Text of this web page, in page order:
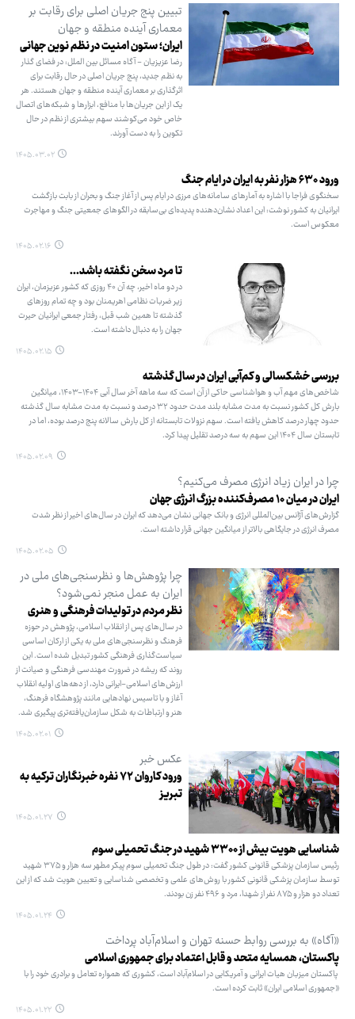
تبیین پنج جریان اصلی برای رقابت بر
معماری آینده منطقه و جهان
ایران؛ ستون امنیت در نظم نوین جهانی
رضا عزیزیان - آگاه مسائل بین الملل: در فضای گذار
به نظم جدید، پنج جریان اصلی در حال رقابت برای
اثرگذاری بر معماری آینده منطقه و جهان هستند. هر
یک از این جریان‌ها با منافع، ابزارها و شبکه‌های اتصال
خاص خود می‌کوشند سهم بیشتری از نظم در حال
تکوین را به دست آورند.
۱۴۰۵.۰۳.۰۲
ورود ۶۳۰ هزار نفر به ایران در ایام جنگ
سخنگوی فراجا با اشاره به آمارهای سامانه‌های مرزی در ایام پس از آغاز جنگ و بحران از بابت بازگشت
ایرانیان به کشور نوشت: این اعداد نشان‌دهنده پدیده‌ای بی‌سابقه در الگوهای جمعیتی جنگ و مهاجرت
معکوس است.
۱۴۰۵.۰۲.۱۶
تا مرد سخن نگفته باشد...
در دو ماه اخیر، چه آن ۴۰ روزی که کشور عزیزمان، ایران
زیر ضربات نظامی اهریمنان بود و چه تمام روزهای
گذشته تا همین شب قبل، رفتار جمعی ایرانیان حیرت
جهان را به دنبال داشته است.
۱۴۰۵.۰۲.۱۵
بررسی خشکسالی و کم‌آبی ایران در سال گذشته
شاخص‌های مهم آب و هواشناسی حاکی از آن است که سه ماهه آخر سال آبی ۱۴۰۴-۱۴۰۳، میانگین
بارش کل کشور نسبت به مدت مشابه بلند مدت حدود ۳۲ درصد و نسبت به مدت مشابه سال گذشته
حدود چهار درصد کاهش یافته ‌است. سهم نزولات تابستانه از کل بارش سالانه پنج درصد بوده، اما در
تابستان سال ۱۴۰۴ این سهم به سه درصد تقلیل پیدا کرد.
۱۴۰۵.۰۲.۰۹
چرا در ایران زیاد انرژی مصرف می‌کنیم؟
ایران در میان ۱۰ مصرف‌کننده بزرگ انرژی جهان
گزارش‌های آژانس بین‌المللی انرژی و بانک جهانی نشان می‌دهد که ایران در سال‌های اخیر از نظر شدت
مصرف انرژی در جایگاهی بالاتر از میانگین جهانی قرار داشته است.
۱۴۰۵.۰۲.۰۵
چرا پژوهش‌ها و نظرسنجی‌های ملی در
ایران به عمل منجر نمی‌شود؟
نظر مردم در تولیدات فرهنگی و هنری
در سال‌های پس از انقلاب اسلامی، پژوهش در حوزه
فرهنگ و نظرسنجی‌های ملی به یکی از ارکان اساسی
سیاست‌گذاری فرهنگی کشور تبدیل شده است. این
روند که ریشه در ضرورت مهندسی فرهنگی و صیانت از
ارزش‌های اسلامی-ایرانی دارد، از دهه‌های اولیه انقلاب
آغاز و با تاسیس نهادهایی مانند پژوهشگاه فرهنگ،
هنر و ارتباطات به شکل سازمان‌یافته‌تری پیگیری شد.
۱۴۰۵.۰۲.۰۱
عکس خبر
ورود کاروان ۷۲ نفره خبرنگاران ترکیه به
تبریز
۱۴۰۵.۰۱.۲۷
شناسایی هویت بیش از ۳۳۰۰ شهید در جنگ تحمیلی سوم
رئیس سازمان پزشکی قانونی کشور گفت: در طول جنگ تحمیلی سوم پیکر مطهر سه هزار و ۳۷۵ شهید
توسط سازمان پزشکی قانونی کشور با روش‌های علمی و تخصصی شناسایی و تعیین هویت شد که از این
تعداد دو هزار و ۸۷۵ نفر از شهدا، مرد و ۴۹۶ نفر زن بودند.
۱۴۰۵.۰۱.۲۴
«آگاه» به بررسی روابط حسنه تهران و اسلام‌آباد پرداخت
پاکستان، همسایه متحد و قابل اعتماد برای جمهوری اسلامی
پاکستان میزبان هیات ایرانی و آمریکایی در اسلام‌آباد است، کشوری که همواره تعامل و برادری خود را با
«جمهوری اسلامی ایران» ثابت کرده است.
۱۴۰۵.۰۱.۲۲